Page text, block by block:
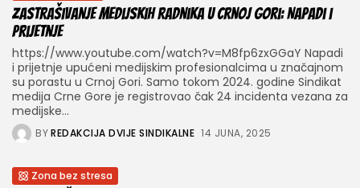
Zastrašivanje medijskih radnika u Crnoj Gori: Napadi i
prijetnje
https://www.youtube.com/watch?v=M8fp6zxGGaY Napadi
i prijetnje upućeni medijskim profesionalcima u značajnom
su porastu u Crnoj Gori. Samo tokom 2024. godine Sindikat
medija Crne Gore je registrovao čak 24 incidenta vezana za
medijske...
BYREDAKCIJA DVIJE SINDIKALNE 14 JUNA, 2025
Zona bez stresa